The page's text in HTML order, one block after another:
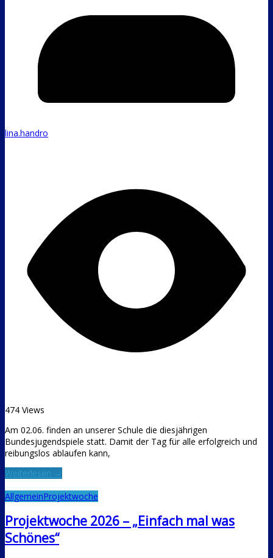
lina.handro
474 Views
Am 02.06. finden an unserer Schule die diesjährigen
Bundesjugendspiele statt. Damit der Tag für alle erfolgreich und
reibungslos ablaufen kann,
Weiterlesen →
AllgemeinProjektwoche
Projektwoche 2026 – „Einfach mal was
Schönes“